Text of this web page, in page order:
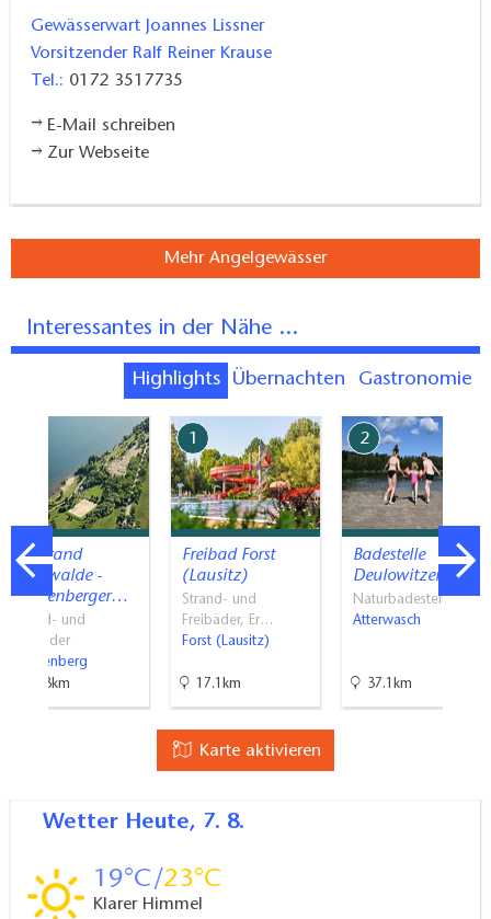
Gewässerwart Joannes Lissner
Vorsitzender Ralf Reiner Krause
Tel.: 0172 3517735
E-Mail schreiben
Zur Webseite
Mehr Angelgewässer
Interessantes in der Nähe ...
Highlights Übernachten Gastronomie
Seestrand
Buchwalde -
Senftenberger…
Strand- und
Freibäder
Senftenberg
65.3km
1
Freibad Forst
(Lausitz)
Strand- und
Freibäder, Er…
Forst (Lausitz)
17.1km
2
Badestelle
Deulowitzer See
Naturbadestellen
Atterwasch
37.1km
Karte aktivieren
Wetter Heute, 7. 8.
19 23
Klarer Himmel